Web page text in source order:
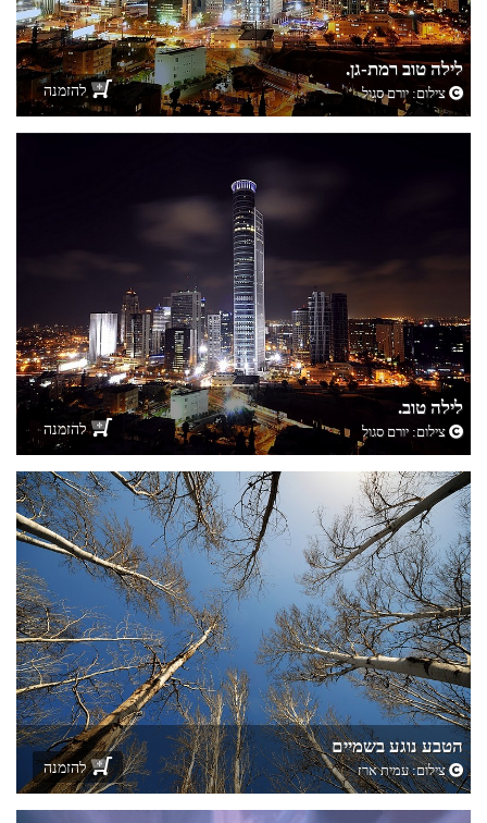
לילה טוב רמת-גן.
צילום: יורם סגול להזמנה
לילה טוב.
צילום: יורם סגול להזמנה
הטבע נוגע בשמיים
צילום:עמית ארז להזמנה